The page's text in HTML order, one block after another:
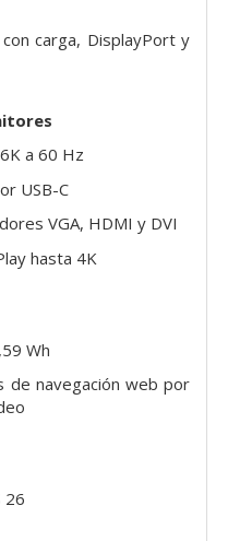
carga, DisplayPort y
a 60 Hz
USB-C
VGA, HDMI y DVI
hasta 4K
Wh
de navegación web por
26